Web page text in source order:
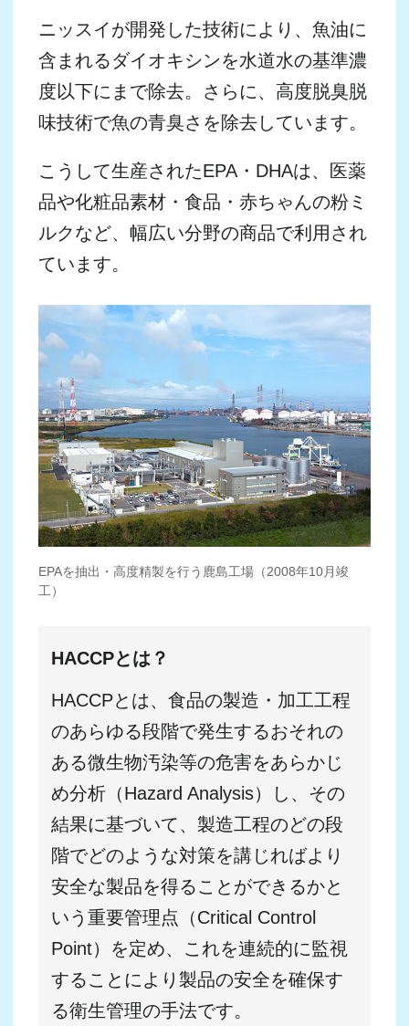
EPAを抽出・高度精製を行う鹿島工場（2008年10月竣
工）
HACCPとは？
HACCPとは、食品の製造・加工工程
のあらゆる段階で発生するおそれの
ある微生物汚染等の危害をあらかじ
め分析（Hazard Analysis）し、その
階でどのような対策を講じればより
安全な製品を得ることができるかと
いう重要管理点（Critical Control
Point）を定め、これを連続的に監視
することにより製品の安全を確保す
る衛生管理の手法です。
この手法は 国連の国連食糧農業機関
（FAO）と世界保健機関（WHO）の
合同機関である食品規格（コーデッ
クス）委員会から発表され，各国に
その採用を推奨している国際的に認
められたものです。
2
能性素材